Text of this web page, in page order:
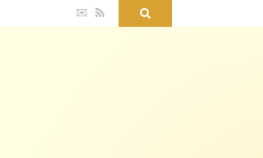
✉ RSS